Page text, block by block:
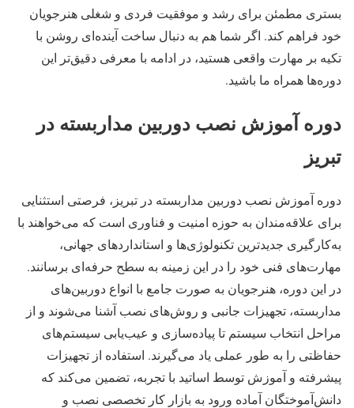
بستری مطمئن برای رشد و موفقیت فردی و شغلی هنرجویان
خود فراهم کند. اگر شما هم به دنبال ساخت آینده‌ای روشن با
تکیه بر مهارت واقعی هستید، در ادامه با معرفی دقیق‌تر این
دوره‌ها همراه ما باشید.
دوره آموزش نصب دوربین مداربسته در
تبریز
دوره آموزش نصب دوربین مداربسته در تبریز، فرصتی استثنایی
برای علاقه‌مندان به حوزه امنیت و فناوری است که می‌خواهند با
به‌کارگیری جدیدترین تکنولوژی‌ها و استانداردهای جهانی،
مهارت‌های فنی خود را در این زمینه به سطح حرفه‌ای برسانند.
در این دوره، هنرجویان به صورت جامع با انواع دوربین‌های
مداربسته، تجهیزات جانبی و روش‌های نصب آشنا می‌شوند و از
مراحل انتخاب سیستم تا پیاده‌سازی و عیب‌یابی سیستم‌های
حفاظتی را به طور عملی یاد می‌گیرند. استفاده از تجهیزات
پیشرفته و آموزش توسط اساتید با تجربه، تضمین می‌کند که
دانش‌آموختگان آماده ورود به بازار کار تخصصی نصب و